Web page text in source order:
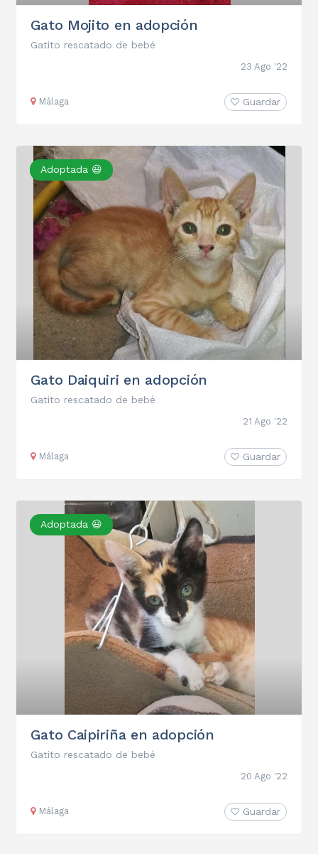
Gato Mojito en adopción
Gatito rescatado de bebé
23 Ago '22
Málaga Guardar
Adoptada 😃
Gato Daiquiri en adopción
Gatito rescatado de bebé
21 Ago '22
Málaga Guardar
Adoptada 😃
Gato Caipiriña en adopción
Gatito rescatado de bebé
20 Ago '22
Málaga Guardar